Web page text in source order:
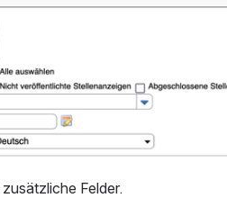
Felder.